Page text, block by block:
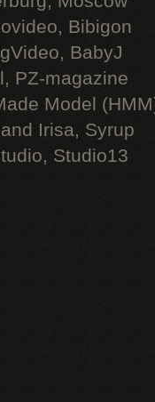
Bibigon
BabyJ
PZ-magazine
Model
Irisa, Syrup
Studio13